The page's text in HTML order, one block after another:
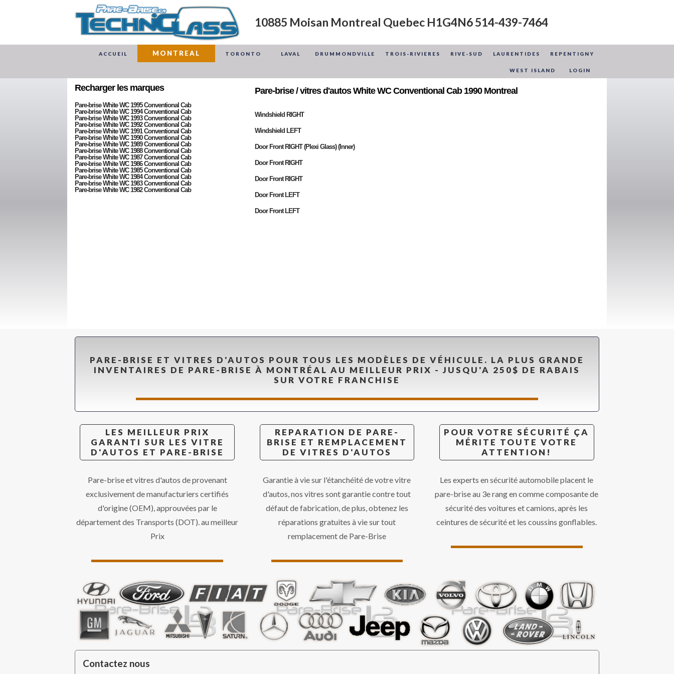
10885 Moisan Montreal Quebec H1G4N6 514-439-7464
ACCUEIL MONTREAL TORONTO LAVAL DRUMMONDVILLE TROIS-RIVIERES RIVE-SUD LAURENTIDES REPENTIGNY
WEST ISLAND LOGIN
Recharger les marques
Pare-brise White WC 1995 Conventional Cab
Pare-brise White WC 1994 Conventional Cab
Pare-brise White WC 1993 Conventional Cab
Pare-brise White WC 1992 Conventional Cab
Pare-brise White WC 1991 Conventional Cab
Pare-brise White WC 1990 Conventional Cab
Pare-brise White WC 1989 Conventional Cab
Pare-brise White WC 1988 Conventional Cab
Pare-brise White WC 1987 Conventional Cab
Pare-brise White WC 1986 Conventional Cab
Pare-brise White WC 1985 Conventional Cab
Pare-brise White WC 1984 Conventional Cab
Pare-brise White WC 1983 Conventional Cab
Pare-brise White WC 1982 Conventional Cab
Pare-brise / vitres d'autos White WC Conventional Cab 1990 Montreal
Windshield RIGHT
Windshield LEFT
Door Front RIGHT (Plexi Glass) (Inner)
Door Front RIGHT
Door Front RIGHT
Door Front LEFT
Door Front LEFT
PARE-BRISE ET VITRES D'AUTOS POUR TOUS LES MODÈLES DE VÉHICULE. LA PLUS GRANDE
INVENTAIRES DE PARE-BRISE À MONTRÉAL AU MEILLEUR PRIX - JUSQU'A 250$ DE RABAIS
SUR VOTRE FRANCHISE
LES MEILLEUR PRIX
GARANTI SUR LES VITRE
D'AUTOS ET PARE-BRISE
Pare-brise et vitres d'autos de provenant
exclusivement de manufacturiers certifiés
d'origine (OEM), approuvées par le
département des Transports (DOT). au meilleur
Prix
REPARATION DE PARE-
BRISE ET REMPLACEMENT
DE VITRES D'AUTOS
Garantie à vie sur l'étanchéité de votre vitre
d'autos, nos vitres sont garantie contre tout
défaut de fabrication, de plus, obtenez les
réparations gratuites à vie sur tout
remplacement de Pare-Brise
POUR VOTRE SÉCURITÉ ÇA
MÉRITE TOUTE VOTRE
ATTENTION!
Les experts en sécurité automobile placent le
pare-brise au 3e rang en comme composante de
sécurité des voitures et camions, après les
ceintures de sécurité et les coussins gonflables.
Contactez nous